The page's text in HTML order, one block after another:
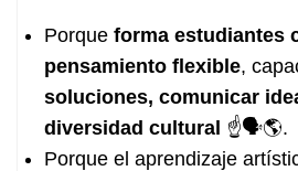
Porque forma estudiantes
pensamiento flexible,
soluciones, comunicar
diversidad cultural ☝️🗣️🌎.
Porque el aprendizaje